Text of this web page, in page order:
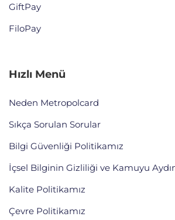
GiftPay
FiloPay
Hızlı Menü
Neden Metropolcard
Sıkça Sorulan Sorular
Bilgi Güvenliği Politikamız
İçsel Bilginin Gizliliği ve Kamuyu
Kalite Politikamız
Çevre Politikamız